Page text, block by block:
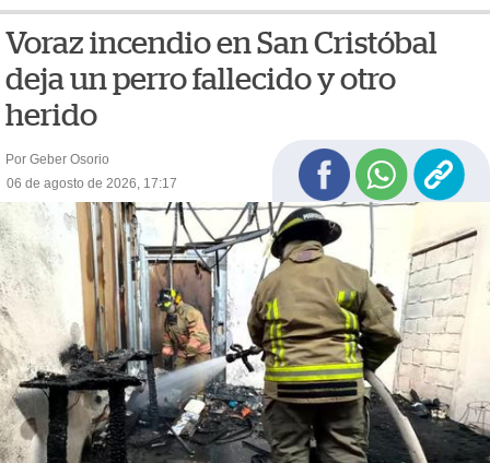
Voraz incendio en San Cristóbal
deja un perro fallecido y otro
herido
Por Geber Osorio
06 de agosto de 2026, 17:17